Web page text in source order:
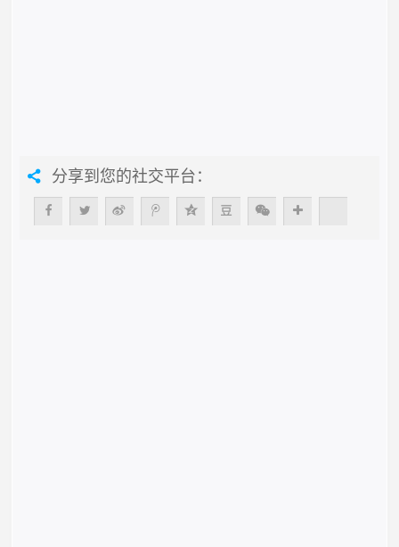
分享到您的社交平台：